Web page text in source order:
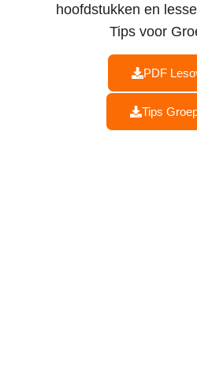
hoofdstukken en
Tips voor
PDF
Tips